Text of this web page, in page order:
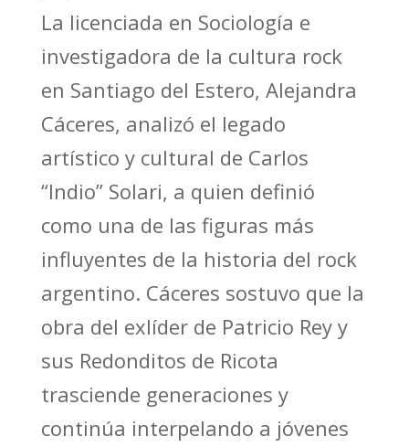
La licenciada en Sociología e
investigadora de la cultura rock
en Santiago del Estero, Alejandra
Cáceres, analizó el legado
artístico y cultural de Carlos
“Indio” Solari, a quien definió
como una de las figuras más
influyentes de la historia del rock
argentino. Cáceres sostuvo que la
obra del exlíder de Patricio Rey y
sus Redonditos de Ricota
trasciende generaciones y
continúa interpelando a jóvenes